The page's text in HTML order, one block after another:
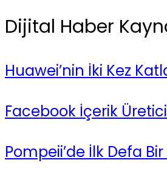
Dijital Haber
Huawei’nin İki Kez
Facebook İçerik
Pompeii’de İlk Defa